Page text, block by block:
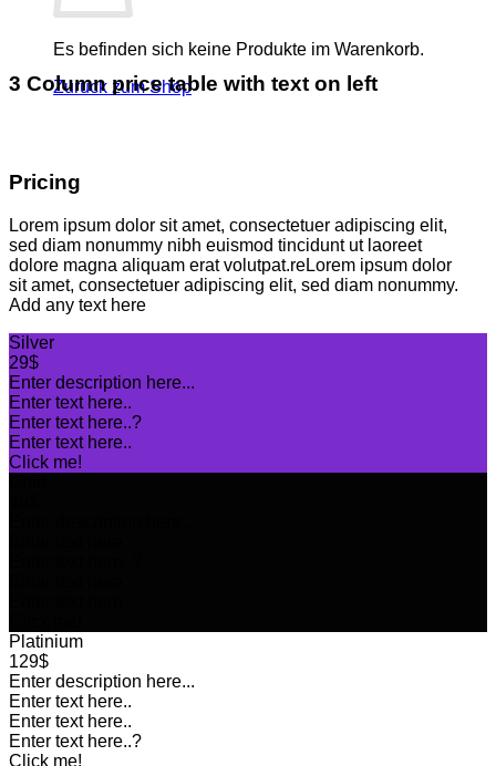
Es befinden sich keine Produkte im Warenkorb.
Zurück zum Shop
3 Column price table with text on left
Pricing
Lorem ipsum dolor sit amet, consectetuer adipiscing elit,
sed diam nonummy nibh euismod tincidunt ut laoreet
dolore magna aliquam erat volutpat.reLorem ipsum dolor
sit amet, consectetuer adipiscing elit, sed diam nonummy.
Add any text here
Silver
29$
Enter description here...
Enter text here..
Enter text here..?
Enter text here..
Click me!
Platinium
129$
Enter description here...
Enter text here..
Enter text here..
Enter text here..?
Click me!